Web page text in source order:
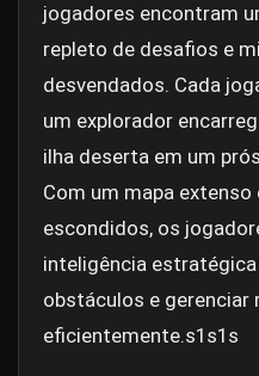
jogadores encontram
repleto de desafios e
desvendados. Cada
um explorador
ilha deserta em um
Com um mapa
escondidos, os
inteligência estratégica
obstáculos e
eficientemente.s1s1s